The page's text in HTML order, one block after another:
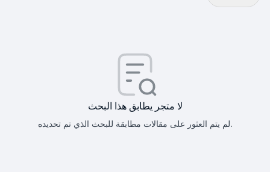
لا متجر يطابق هذا البحث
لم يتم العثور على مقالات مطابقة للبحث الذي تم تحديده.